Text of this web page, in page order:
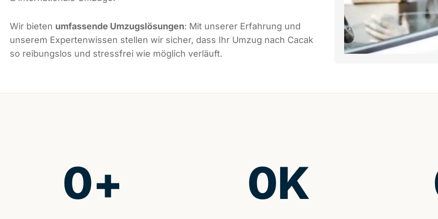
Wir bieten umfassende Umzugslösungen: Mit unserer Erfahrung und
unserem Expertenwissen stellen wir sicher, dass Ihr Umzug nach Cacak
so reibungslos und stressfrei wie möglich verläuft.
0+ 0K